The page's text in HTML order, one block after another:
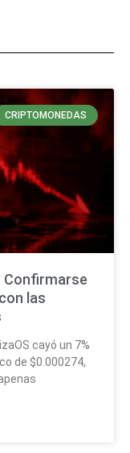
CRIPTOMONEDAS
Confirmarse
las
cayó un 7%
de $0.000274,